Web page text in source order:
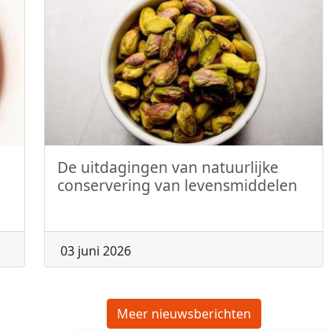
De uitdagingen van natuurlijke
conservering van levensmiddelen
03 juni 2026
Meer nieuwsberichten